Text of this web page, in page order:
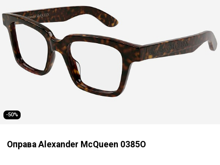
-50%
Оправа Alexander McQueen 0385O